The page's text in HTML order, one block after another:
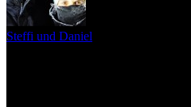
Steffi und Daniel